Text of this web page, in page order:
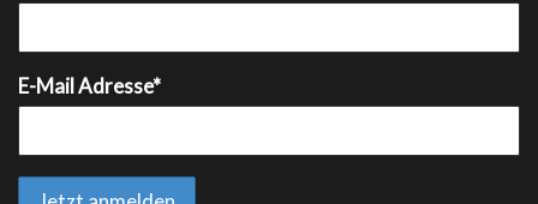
E-Mail Adresse*